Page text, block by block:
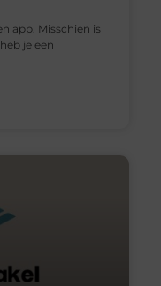
app. Misschien is
je een